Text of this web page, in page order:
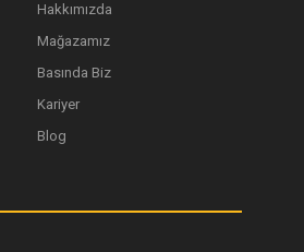
Hakkımızda
Mağazamız
Basında Biz
Kariyer
Blog